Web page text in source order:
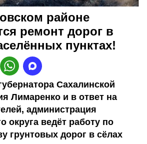
районе
ремонт дорог в
пунктах!
Сахалинской
Лимаренко и в ответ на
администрация
округа ведёт работу по
грунтовых дорог в сёлах